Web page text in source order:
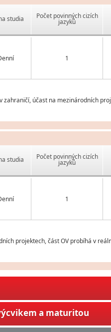
studia Počet povinných cizích
jazyků
1
zahraničí, účast na mezinárodních
studia Počet povinných cizích
jazyků
1
projektech, část OV probíhá v
a maturitou